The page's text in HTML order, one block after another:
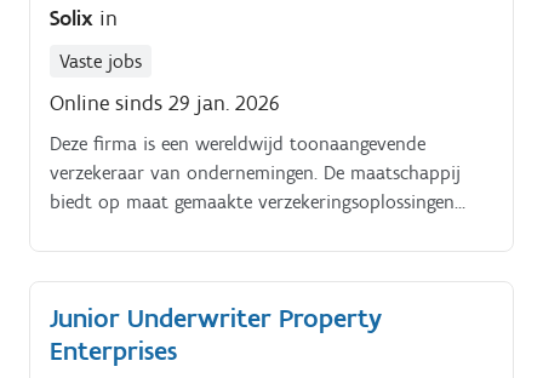
Solix in
Vaste jobs
Online sinds 29 jan. 2026
Deze firma is een wereldwijd toonaangevende
verzekeraar van ondernemingen. De maatschappij
biedt op maat gemaakte verzekeringsoplossingen
landen bestrijkt.
Junior Underwriter Property
Enterprises